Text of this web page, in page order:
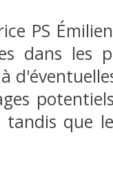
PS
dans les
que